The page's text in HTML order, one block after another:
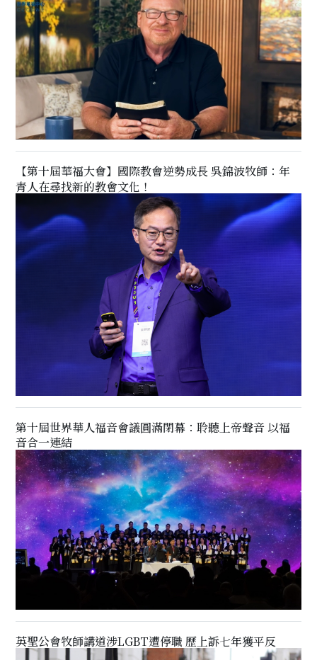
【第十屆華福大會】國際教會逆勢成長 吳錦波牧師：年
青人在尋找新的教會文化！
第十屆世界華人福音會議圓滿閉幕：聆聽上帝聲音 以福
音合一連結
英聖公會牧師講道涉LGBT遭停職 歷上訴七年獲平反